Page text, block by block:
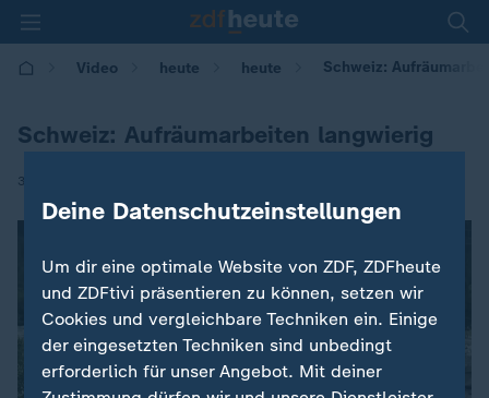
Video heute heute Schweiz:
Schweiz: Aufräumarbeiten langwierig
30.08.2017 | 09:31
Deine Datenschutzeinstellungen
Um dir eine optimale Website von ZDF, ZDFheute
und ZDFtivi präsentieren zu können, setzen wir
Cookies und vergleichbare Techniken ein. Einige
der eingesetzten Techniken sind unbedingt
erforderlich für unser Angebot. Mit deiner